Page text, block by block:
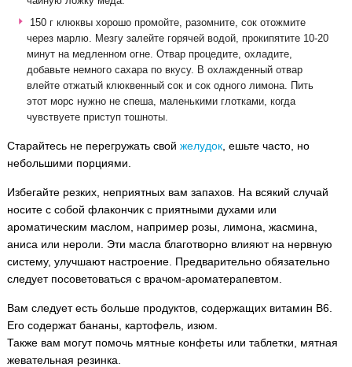
150 г клюквы хорошо промойте, разомните, сок отожмите
через марлю. Мезгу залейте горячей водой, прокипятите 10-20
минут на медленном огне. Отвар процедите, охладите,
добавьте немного сахара по вкусу. В охлажденный отвар
влейте отжатый клюквенный сок и сок одного лимона. Пить
этот морс нужно не спеша, маленькими глотками, когда
чувствуете приступ тошноты.
Старайтесь не перегружать свой желудок, ешьте часто, но
небольшими порциями.
Избегайте резких, неприятных вам запахов. На всякий случай
носите с собой флакончик с приятными духами или
ароматическим маслом, например розы, лимона, жасмина,
аниса или нероли. Эти масла благотворно влияют на нервную
систему, улучшают настроение. Предварительно обязательно
следует посоветоваться с врачом-ароматерапевтом.
Вам следует есть больше продуктов, содержащих витамин В6.
Его содержат бананы, картофель, изюм.
Также вам могут помочь мятные конфеты или таблетки, мятная
жевательная резинка.